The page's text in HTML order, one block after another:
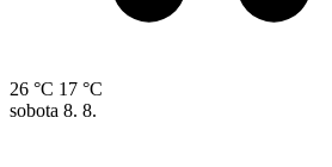
26 °C 17 °C
sobota 8. 8.